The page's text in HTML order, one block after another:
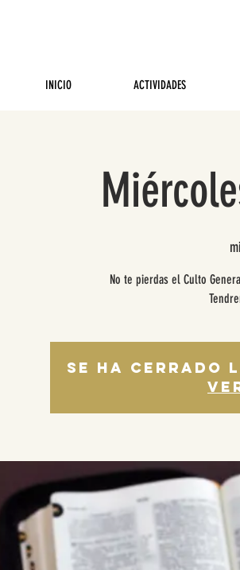
INICIO ACTIVIDADES
No te pierdas el Culto
Se ha cerrado